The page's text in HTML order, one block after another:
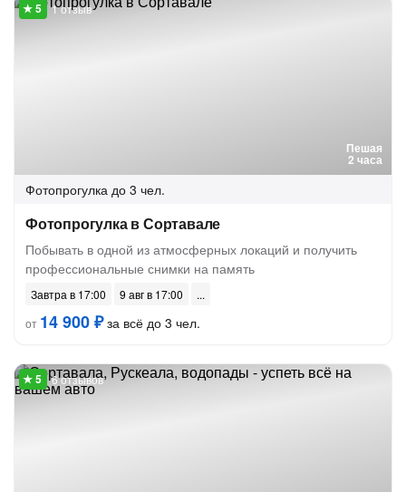
Пешая
2 часа
1 отзыв
Фотопрогулка до 3 чел.
Фотопрогулка в Сортавале
Побывать в одной из атмосферных локаций и получить
профессиональные снимки на память
Завтра в 17:00
9 авг в 17:00
от 14 900 ₽за всё до 3 чел.
6 отзывов